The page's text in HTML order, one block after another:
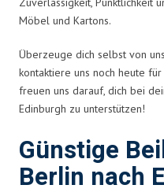
Möbel und Kartons.
Überzeuge dich selbst von
kontaktiere uns noch heute
freuen uns darauf, dich bei
Edinburgh zu unterstützen!
Günstige
Berlin nach